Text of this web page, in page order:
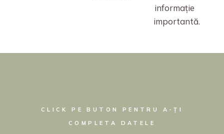
informație
importantă.
CLICK PE BUTON PENTRU A-ȚI
COMPLETA DATELE